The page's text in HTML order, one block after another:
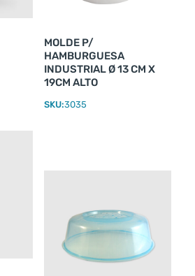
MOLDE P/
HAMBURGUESA
INDUSTRIAL Ø 13 CM X
19CM ALTO
SKU:3035